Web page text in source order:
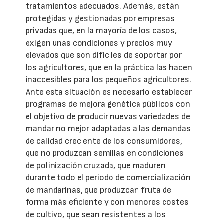
tratamientos adecuados. Además, están
protegidas y gestionadas por empresas
privadas que, en la mayoría de los casos,
exigen unas condiciones y precios muy
elevados que son difíciles de soportar por
los agricultores, que en la práctica las hacen
inaccesibles para los pequeños agricultores.
Ante esta situación es necesario establecer
programas de mejora genética públicos con
el objetivo de producir nuevas variedades de
mandarino mejor adaptadas a las demandas
de calidad creciente de los consumidores,
que no produzcan semillas en condiciones
de polinización cruzada, que maduren
durante todo el periodo de comercialización
de mandarinas, que produzcan fruta de
forma más eficiente y con menores costes
de cultivo, que sean resistentes a los